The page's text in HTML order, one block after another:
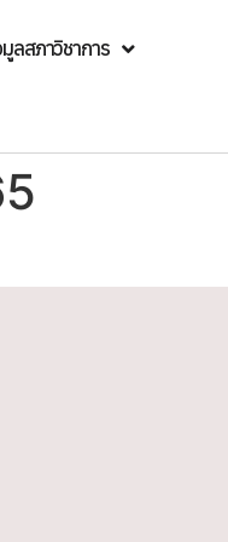
ลสภาวิชาการ